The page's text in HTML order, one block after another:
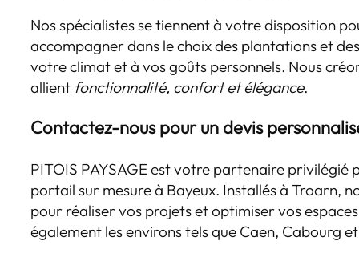
Nos spécialistes se tiennent à votre disposition
accompagner dans le choix des plantations et
votre climat et à vos goûts personnels. Nous
allient fonctionnalité, confort et élégance.
Contactez-nous pour un devis
PITOIS PAYSAGE est votre partenaire privilégié
portail sur mesure à Bayeux. Installés à Troarn,
pour réaliser vos projets et optimiser vos
également les environs tels que Caen, Cabourg